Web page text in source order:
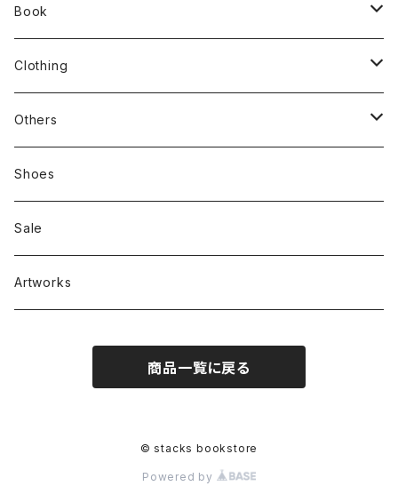
Book
stacks
新刊本
Zine、Other
Clothing
Tees
Sweatshirts
Bag & Accessories
Others
Mixcd
RC SLUM / ROYALTY CLUB
雑貨
Shoes
Sale
Artworks
商品一覧に戻る
© stacks bookstore
Powered by